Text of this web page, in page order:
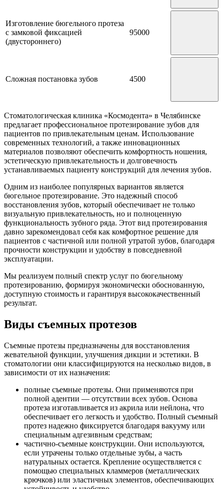
Изготовление бюгельного протеза
с замковой фиксацией
(двустороннего)
95000
Сложная постановка зубов 4500
Стоматологическая клиника «Космодента» в Челябинске
предлагает профессиональное протезирование зубов для
пациентов по привлекательным ценам. Использование
современных технологий, а также инновационных
материалов позволяют обеспечить комфортность ношения,
эстетическую привлекательность и долговечность
устанавливаемых пациенту конструкций для лечения зубов.
Одним из наиболее популярных вариантов является
бюгельное протезирование. Это надежный способ
восстановления зубов, который обеспечивает не только
визуальную привлекательность, но и полноценную
функциональность зубного ряда. Этот вид протезирования
давно зарекомендовал себя как комфортное решение для
пациентов с частичной или полной утратой зубов, благодаря
прочности конструкции и удобству в повседневной
эксплуатации.
Мы реализуем полный спектр услуг по бюгельному
протезированию, формируя экономически обоснованную,
доступную стоимость и гарантируя высококачественный
результат.
Виды съемных протезов
Съемные протезы предназначены для восстановления
жевательной функции, улучшения дикции и эстетики. В
стоматологии они классифицируются на несколько видов, в
зависимости от их назначения:
полные съемные протезы. Они применяются при
полной адентии — отсутствии всех зубов. Основа
протеза изготавливается из акрила или нейлона, что
обеспечивает его легкость и удобство. Полный съемный
протез надежно фиксируется благодаря вакууму или
специальным адгезивным средствам;
частично-съемные конструкции. Они используются,
если утрачены только отдельные зубы, а часть
натуральных остается. Крепление осуществляется с
помощью специальных кламмеров (металлических
крючков) или эластичных элементов, обеспечивающих